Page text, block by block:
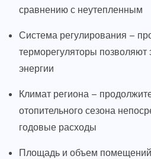
сравнению с неутепленным
Система регулирования –
терморегуляторы
энергии
Климат региона –
отопительного сезона
годовые расходы
Площадь и объем